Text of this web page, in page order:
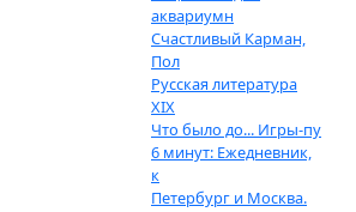
аквариумн
Счастливый Карман,
Пол
Русская литература
XIX
Что было до... Игры-пу
6 минут: Ежедневник,
к
Петербург и Москва.